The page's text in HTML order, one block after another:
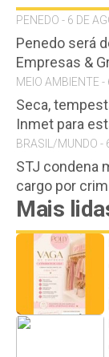
PENEDO - 6 DE
Penedo será
Empresas &
MEIO AMBIENTE
Seca,
Inmet para
BRASIL/MUNDO -
STJ condena
cargo por
Mais